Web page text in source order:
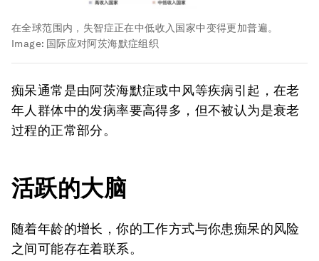
在全球范围内，失智症正在中低收入国家中变得更加普遍。
Image: 国际应对阿茨海默症组织
痴呆通常是由阿茨海默症或中风等疾病引起，在老
年人群体中的发病率要高得多，但不被认为是衰老
过程的正常部分。
活跃的大脑
随着年龄的增长，你的工作方式与你患痴呆的风险
之间可能存在着联系。